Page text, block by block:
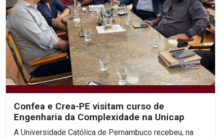
Confea e Crea-PE visitam curso de
Engenharia da Complexidade na Unicap
A Universidade Católica de Pernambuco recebeu, na